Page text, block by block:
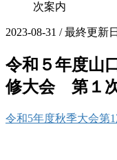
次案内
2023-08-31 / 最終更新
令和５年度山
修大会 第１
令和5年度秋季大会第